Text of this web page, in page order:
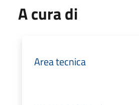
A cura di
Area tecnica